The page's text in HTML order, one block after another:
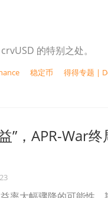
的特别之处。
稳定币
得得专题 |
”，APR-War终